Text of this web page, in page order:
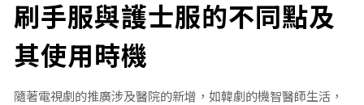
刷手服與護士服的不同點及
其使用時機
隨著電視劇的推廣涉及醫院的新增，如韓劇的機智醫師生活，